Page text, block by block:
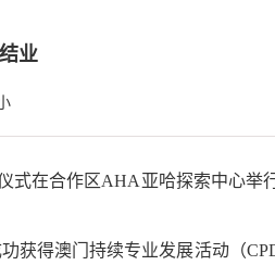
业
在合作区AHA亚哈探索中心举
得澳门持续专业发展活动（